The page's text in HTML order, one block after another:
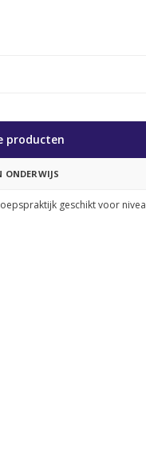
producten
ONDERWIJS
geschikt voor